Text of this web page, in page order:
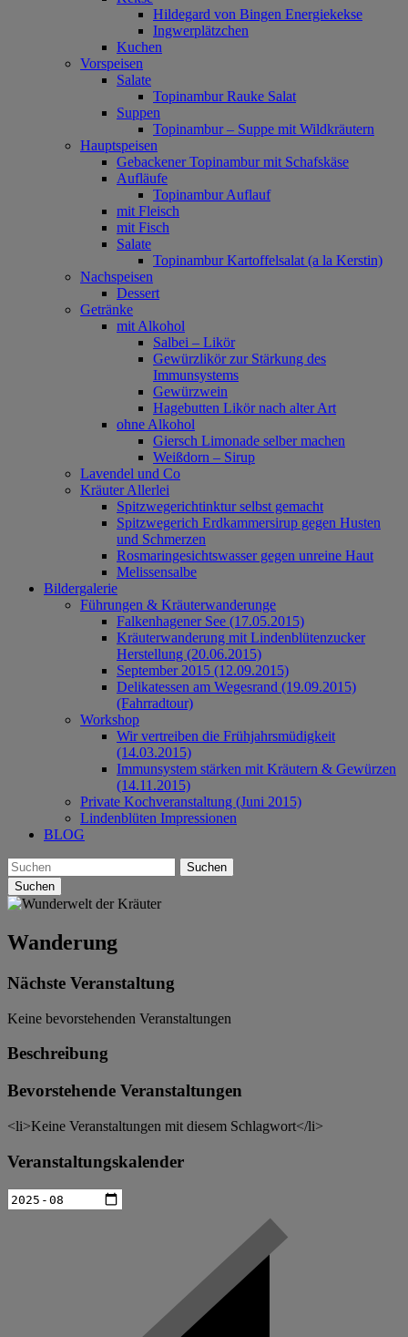
Hildegard von Bingen Energiekekse
Ingwerplätzchen
Kuchen
Vorspeisen
Salate
Topinambur Rauke Salat
Suppen
Topinambur – Suppe mit Wildkräutern
Hauptspeisen
Gebackener Topinambur mit Schafskäse
Aufläufe
Topinambur Auflauf
mit Fleisch
mit Fisch
Salate
Topinambur Kartoffelsalat (a la Kerstin)
Nachspeisen
Dessert
Getränke
mit Alkohol
Salbei – Likör
Gewürzlikör zur Stärkung des
Immunsystems
Gewürzwein
Hagebutten Likör nach alter Art
ohne Alkohol
Giersch Limonade selber machen
Weißdorn – Sirup
Lavendel und Co
Kräuter Allerlei
Spitzwegerichtinktur selbst gemacht
Spitzwegerich Erdkammersirup gegen Husten
und Schmerzen
Rosmaringesichtswasser gegen unreine Haut
Melissensalbe
Bildergalerie
Führungen & Kräuterwanderunge
Falkenhagener See (17.05.2015)
Kräuterwanderung mit Lindenblütenzucker
Herstellung (20.06.2015)
September 2015 (12.09.2015)
Delikatessen am Wegesrand (19.09.2015)
(Fahrradtour)
Workshop
Wir vertreiben die Frühjahrsmüdigkeit
(14.03.2015)
Immunsystem stärken mit Kräutern & Gewürzen
(14.11.2015)
Private Kochveranstaltung (Juni 2015)
Lindenblüten Impressionen
BLOG
Suchen
Wanderung
Nächste Veranstaltung
Keine bevorstehenden Veranstaltungen
Beschreibung
Bevorstehende Veranstaltungen
<li>Keine Veranstaltungen mit diesem Schlagwort</li>
Veranstaltungskalender